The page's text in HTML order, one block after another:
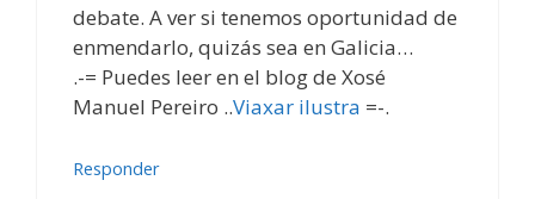
debate. A ver si tenemos oportunidad de
enmendarlo, quizás sea en Galicia…
.-= Puedes leer en el blog de Xosé
Manuel Pereiro ..Viaxar ilustra =-.
Responder